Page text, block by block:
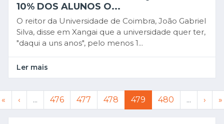
10% DOS ALUNOS O...
O reitor da Universidade de Coimbra, João Gabriel
Silva, disse em Xangai que a universidade quer ter,
"daqui a uns anos", pelo menos 1...
Ler mais
« ‹ ... 476 477 478 479 480 ... › »